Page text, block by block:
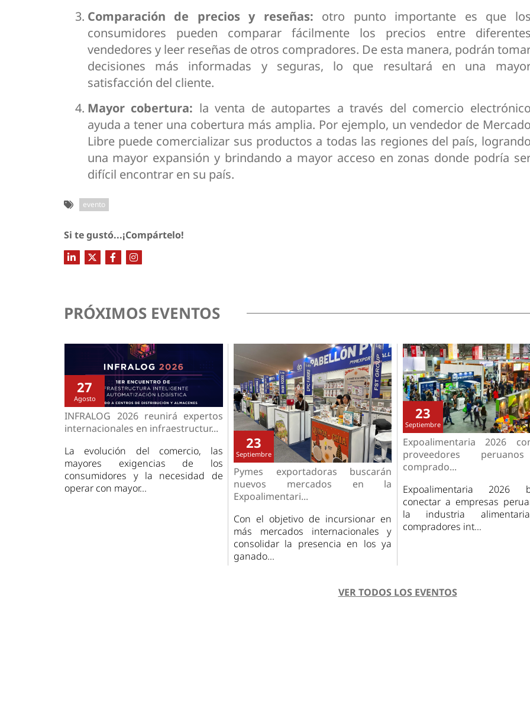
Comparación de precios y reseñas: otro punto importante es que los
consumidores pueden comparar fácilmente los precios entre diferentes
vendedores y leer reseñas de otros compradores. De esta manera, podrán
decisiones más informadas y seguras, lo que resultará en una
satisfacción del cliente.
Mayor cobertura: la venta de autopartes a través del comercio electrónico
ayuda a tener una cobertura más amplia. Por ejemplo, un vendedor de Mercado
Libre puede comercializar sus productos a todas las regiones del país, logrando
una mayor expansión y brindando a mayor acceso en zonas donde podría
difícil encontrar en su país.
evento
Si te gustó...¡Compártelo!
PRÓXIMOS EVENTOS
27
Agosto
INFRALOG 2026 reunirá expertos
internacionales en infraestructur...
La evolución del comercio, las
mayores exigencias de los
consumidores y la necesidad de
operar con mayor...
23
Septiembre
Pymes exportadoras buscarán
nuevos mercados en la
Expoalimentari...
Con el objetivo de incursionar en
más mercados internacionales y
consolidar la presencia en los ya
ganado...
23
Septiembre
Expoalimentaria 2026
proveedores
comprado...
Expoalimentaria 2026
conectar a empresas
la industria
compradores int...
VER TODOS LOS EVENTOS